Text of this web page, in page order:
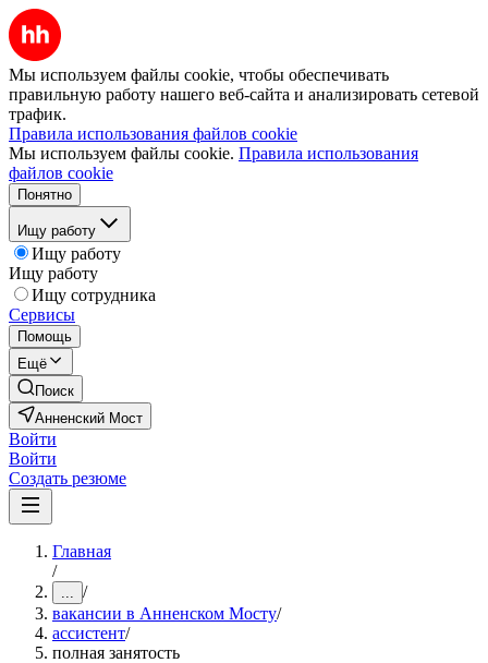
Мы используем файлы cookie, чтобы обеспечивать
правильную работу нашего веб-сайта и анализировать сетевой
трафик.
Правила использования файлов cookie
Мы используем файлы cookie. Правила использования
файлов cookie
Понятно
Ищу работу
Ищу работу
Ищу работу
Ищу сотрудника
Сервисы
Помощь
Ещё
Поиск
Анненский Мост
Войти
Войти
Создать резюме
Главная
/
... /
вакансии в Анненском Мосту/
ассистент/
полная занятость